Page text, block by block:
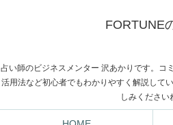
FORTUNE
占い師のビジネスメンター 沢あかりです。コ
活用法など初心者でもわかりやすく解説して
しみください